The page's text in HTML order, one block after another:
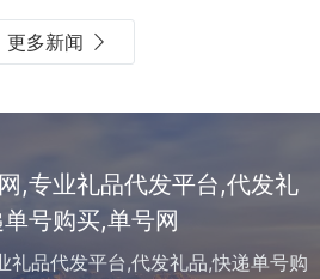
更多新闻
,专业礼品代发平台,代发礼
号购买,单号网
礼品代发平台,代发礼品,快递单号购